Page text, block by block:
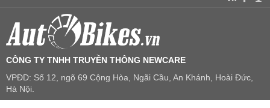
CÔNG TY TNHH TRUYỀN THÔNG NEWCARE
VPĐD: Số 12, ngõ 69 Cộng Hòa, Ngãi Cầu, An Khánh, Hoài Đức,
Hà Nội.